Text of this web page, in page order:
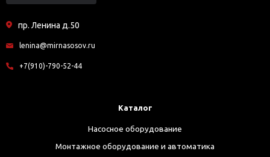
пр. Ленина д.50
lenina@mirnasosov.ru
+7(910)-790-52-44
Каталог
Насосное оборудование
Монтажное оборудование и автоматика